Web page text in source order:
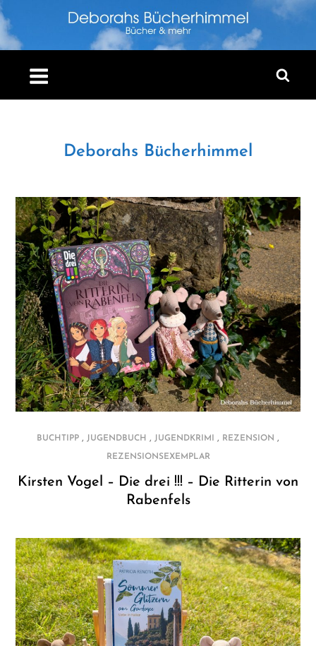
Skip
to
content
Deborahs Bücherhimmel
BUCHTIPP , JUGENDBUCH , JUGENDKRIMI , REZENSION ,
REZENSIONSEXEMPLAR
Kirsten Vogel – Die drei !!! – Die Ritterin von
Rabenfels